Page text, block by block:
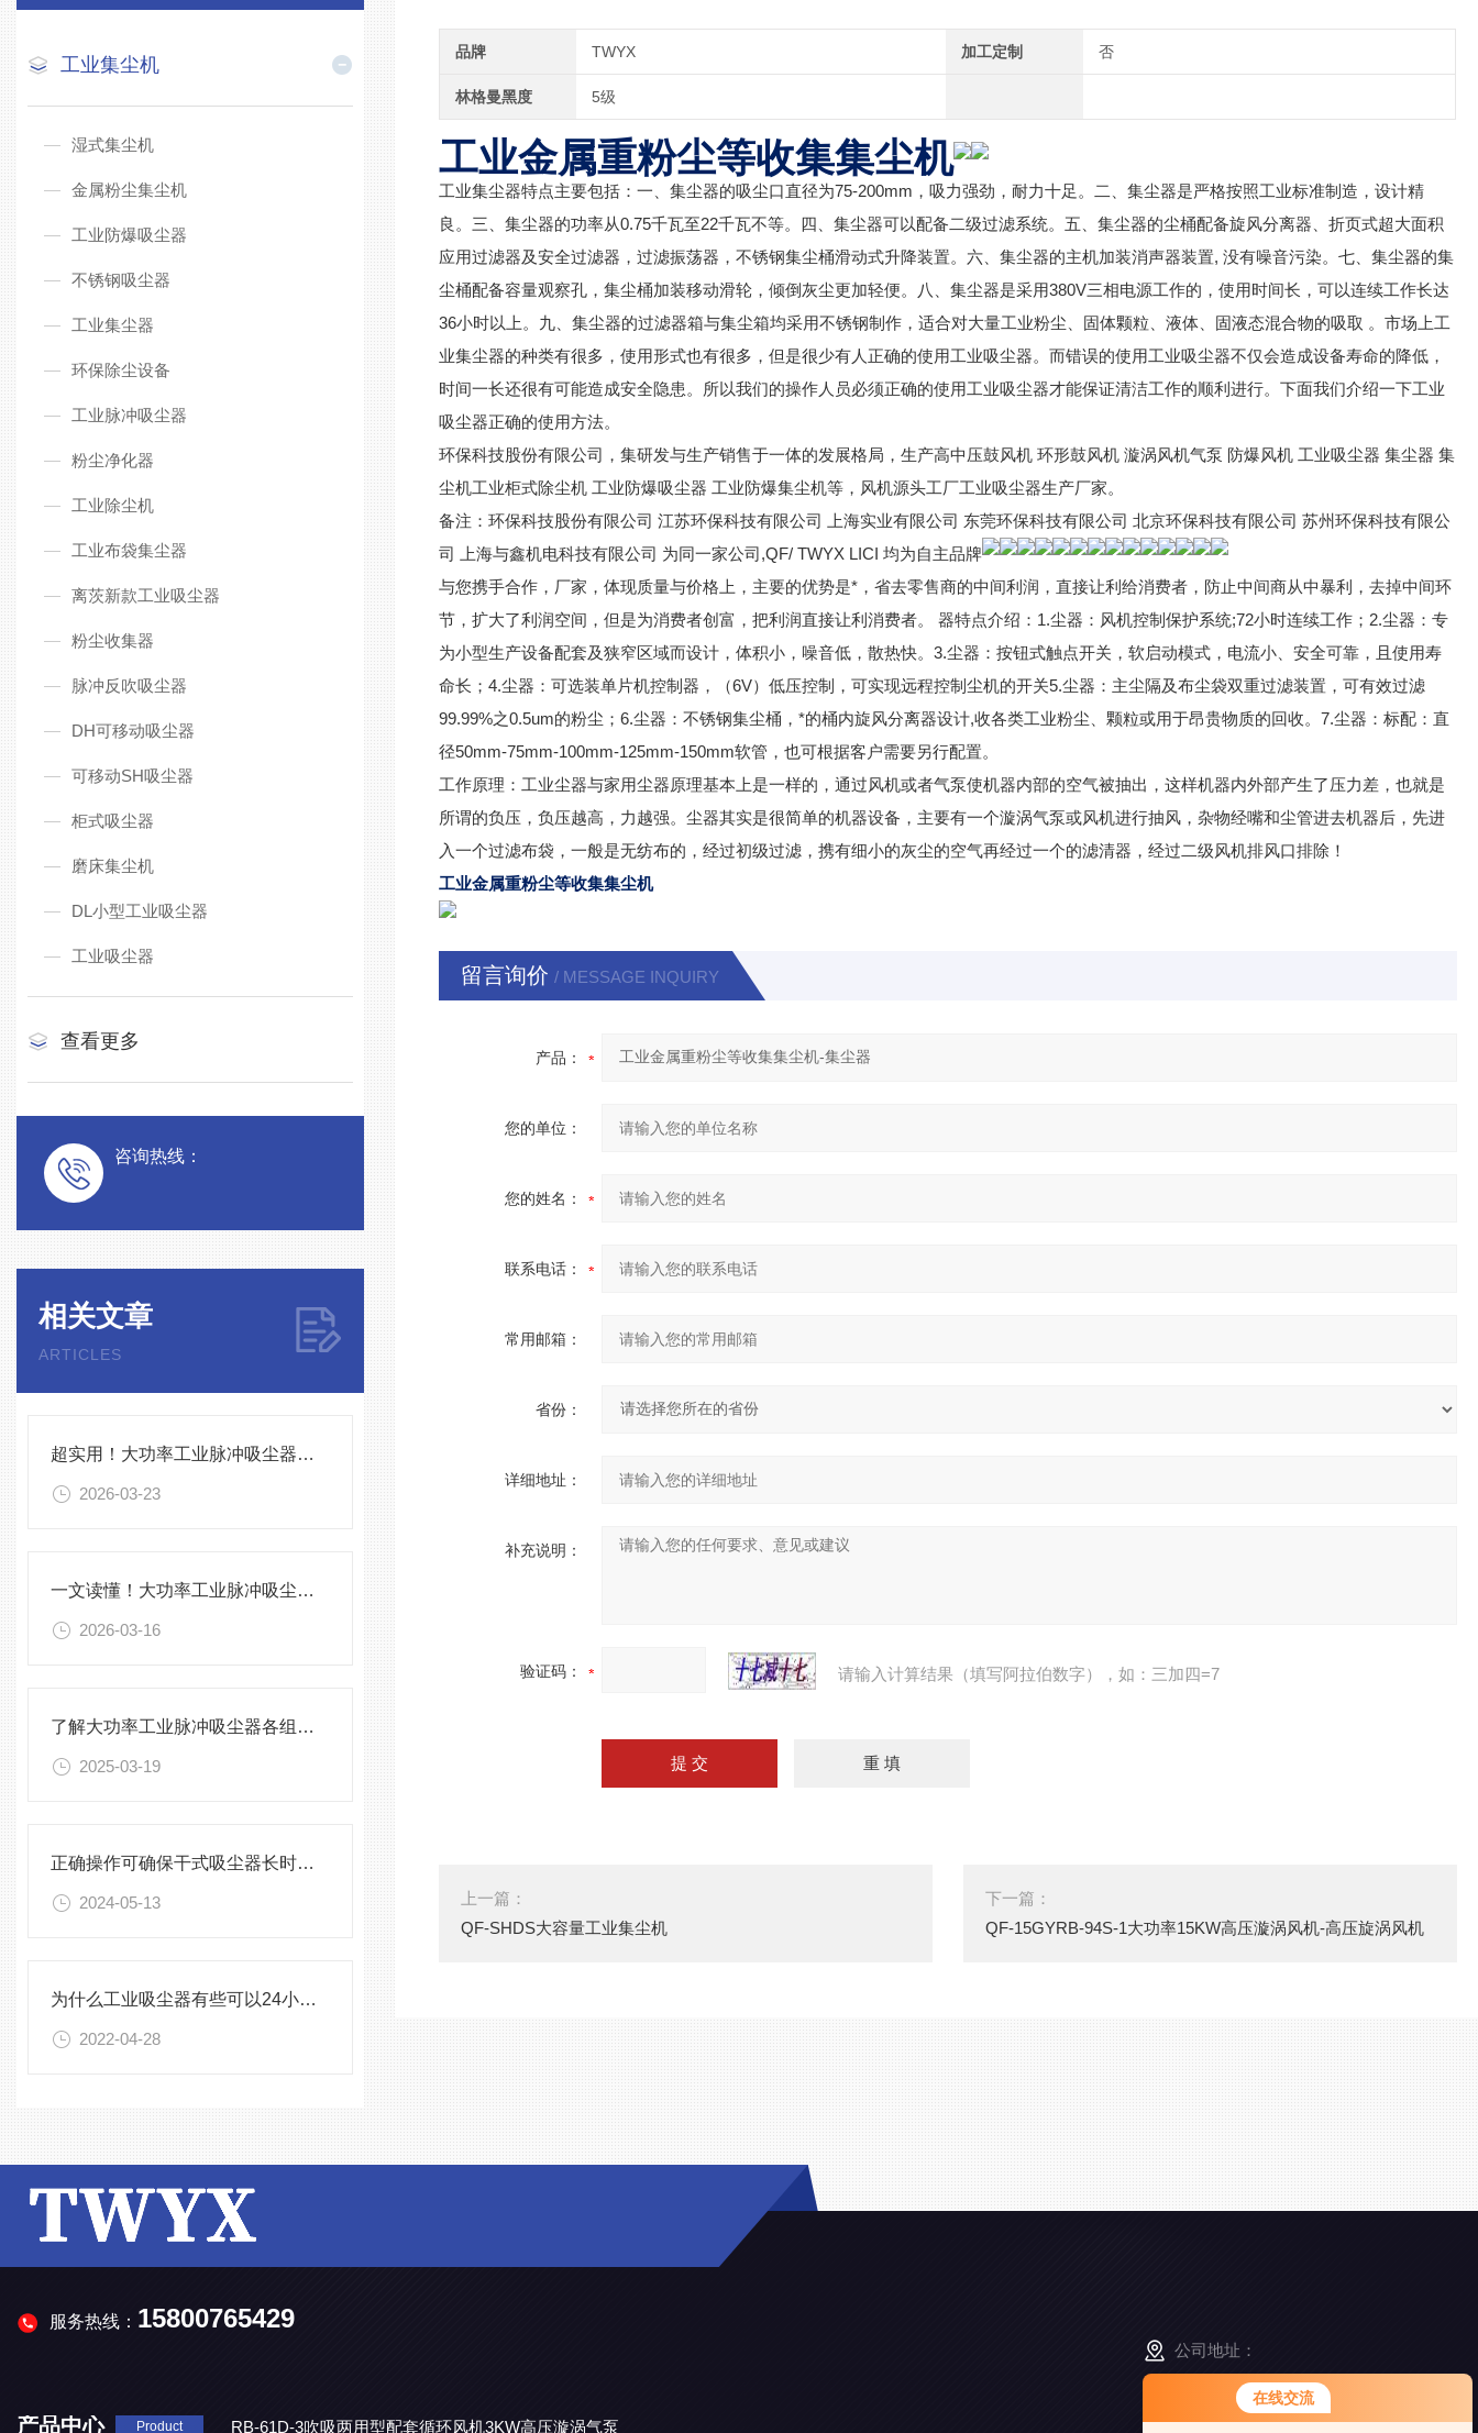
在线交流
工业集尘机
湿式集尘机
金属粉尘集尘机
工业防爆吸尘器
不锈钢吸尘器
工业集尘器
环保除尘设备
工业脉冲吸尘器
粉尘净化器
工业除尘机
工业布袋集尘器
离茨新款工业吸尘器
粉尘收集器
脉冲反吹吸尘器
DH可移动吸尘器
可移动SH吸尘器
柜式吸尘器
磨床集尘机
DL小型工业吸尘器
工业吸尘器
查看更多
咨询热线：
相关文章
ARTICLES
超实用！大功率工业脉冲吸尘器正确使用方法大公开
2026-03-23
一文读懂！大功率工业脉冲吸尘器各部件的功能特点介绍
2026-03-16
了解大功率工业脉冲吸尘器各组成部件功能特点才能更好的使用它
2025-03-19
正确操作可确保干式吸尘器长时间稳定运行
2024-05-13
为什么工业吸尘器有些可以24小时工作有些却不可以
2022-04-28
品牌 TWYX 加工定制 否
林格曼黑度 5级
工业金属重粉尘等收集集尘机
工业集尘器特点主要包括：一、集尘器的吸尘口直径为75-200mm，吸力强劲，耐力十足。二、集尘器是严格按照工业标准制造，设计精
良。三、集尘器的功率从0.75千瓦至22千瓦不等。四、集尘器可以配备二级过滤系统。五、集尘器的尘桶配备旋风分离器、折页式超大面积
应用过滤器及安全过滤器，过滤振荡器，不锈钢集尘桶滑动式升降装置。六、集尘器的主机加装消声器装置, 没有噪音污染。七、集尘器的集
尘桶配备容量观察孔，集尘桶加装移动滑轮，倾倒灰尘更加轻便。八、集尘器是采用380V三相电源工作的，使用时间长，可以连续工作长达
36小时以上。九、集尘器的过滤器箱与集尘箱均采用不锈钢制作，适合对大量工业粉尘、固体颗粒、液体、固液态混合物的吸取 。市场上工
业集尘器的种类有很多，使用形式也有很多，但是很少有人正确的使用工业吸尘器。而错误的使用工业吸尘器不仅会造成设备寿命的降低，
时间一长还很有可能造成安全隐患。所以我们的操作人员必须正确的使用工业吸尘器才能保证清洁工作的顺利进行。下面我们介绍一下工业
吸尘器正确的使用方法。
环保科技股份有限公司，集研发与生产销售于一体的发展格局，生产高中压鼓风机 环形鼓风机 漩涡风机气泵 防爆风机 工业吸尘器 集尘器 集
尘机工业柜式除尘机 工业防爆吸尘器 工业防爆集尘机等，风机源头工厂工业吸尘器生产厂家。
备注：环保科技股份有限公司 江苏环保科技有限公司 上海实业有限公司 东莞环保科技有限公司 北京环保科技有限公司 苏州环保科技有限公
司 上海与鑫机电科技有限公司 为同一家公司,QF/ TWYX LICI 均为自主品牌
与您携手合作，厂家，体现质量与价格上，主要的优势是*，省去零售商的中间利润，直接让利给消费者，防止中间商从中暴利，去掉中间环
节，扩大了利润空间，但是为消费者创富，把利润直接让利消费者。 器特点介绍：1.尘器：风机控制保护系统;72小时连续工作；2.尘器：专
为小型生产设备配套及狭窄区域而设计，体积小，噪音低，散热快。3.尘器：按钮式触点开关，软启动模式，电流小、安全可靠，且使用寿
命长；4.尘器：可选装单片机控制器，（6V）低压控制，可实现远程控制尘机的开关5.尘器：主尘隔及布尘袋双重过滤装置，可有效过滤
99.99%之0.5um的粉尘；6.尘器：不锈钢集尘桶，*的桶内旋风分离器设计,收各类工业粉尘、颗粒或用于昂贵物质的回收。7.尘器：标配：直
径50mm-75mm-100mm-125mm-150mm软管，也可根据客户需要另行配置。
工作原理：工业尘器与家用尘器原理基本上是一样的，通过风机或者气泵使机器内部的空气被抽出，这样机器内外部产生了压力差，也就是
所谓的负压，负压越高，力越强。尘器其实是很简单的机器设备，主要有一个漩涡气泵或风机进行抽风，杂物经嘴和尘管进去机器后，先进
入一个过滤布袋，一般是无纺布的，经过初级过滤，携有细小的灰尘的空气再经过一个的滤清器，经过二级风机排风口排除！
工业金属重粉尘等收集集尘机
留言询价 / MESSAGE INQUIRY
产品：
您的单位：
您的姓名：
联系电话：
常用邮箱：
省份：
详细地址：
补充说明：
验证码： 请输入计算结果（填写阿拉伯数字），如：三加四=7
上一篇：
QF-SHDS大容量工业集尘机
下一篇：
QF-15GYRB-94S-1大功率15KW高压漩涡风机-高压旋涡风机
服务热线： 15800765429
产品中心 Product RB-61D-3吹吸两用型配套循环风机3KW高压漩涡气泵
公司地址：
江苏省南京市高淳区经济开发区凤山路5-8号